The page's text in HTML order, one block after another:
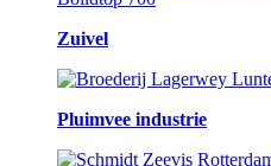
Zuivel
Pluimvee industrie